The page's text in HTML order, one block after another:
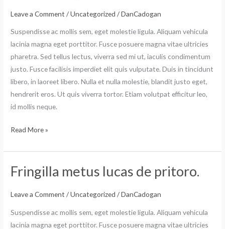
Leave a Comment /Uncategorized /DanCadogan
Suspendisse ac mollis sem, eget molestie ligula. Aliquam vehicula
lacinia magna eget porttitor. Fusce posuere magna vitae ultricies
pharetra. Sed tellus lectus, viverra sed mi ut, iaculis condimentum
justo. Fusce facilisis imperdiet elit quis vulputate. Duis in tincidunt
libero, in laoreet libero. Nulla et nulla molestie, blandit justo eget,
hendrerit eros. Ut quis viverra tortor. Etiam volutpat efficitur leo,
id mollis neque.
molestie
ligula?
Read More »
Fringilla metus lucas de pritoro.
Leave a Comment /Uncategorized /DanCadogan
Suspendisse ac mollis sem, eget molestie ligula. Aliquam vehicula
lacinia magna eget porttitor. Fusce posuere magna vitae ultricies
Fringilla
lucas
pritoro.